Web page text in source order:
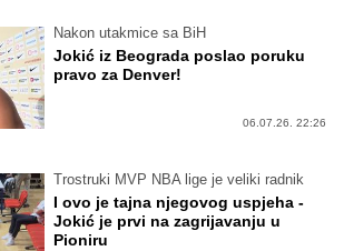
Nakon utakmice sa BiH
Jokić iz Beograda poslao poruku
pravo za Denver!
06.07.26. 22:26
Trostruki MVP NBA lige je veliki radnik
I ovo je tajna njegovog uspjeha -
Jokić je prvi na zagrijavanju u
Pioniru